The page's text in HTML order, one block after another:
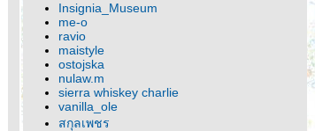
Insignia_Museum
me-o
ravio
maistyle
ostojska
nulaw.m
sierra whiskey charlie
vanilla_ole
สกุลเพชร